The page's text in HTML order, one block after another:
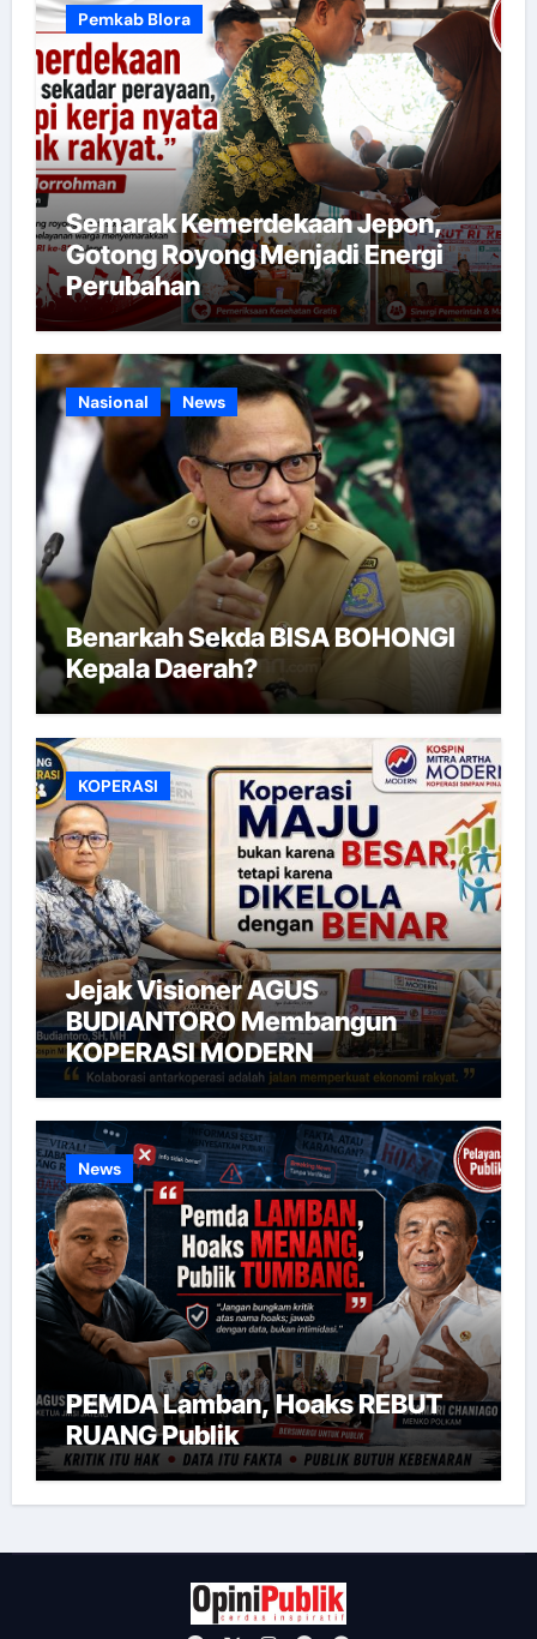
Pemkab Blora
Semarak Kemerdekaan Jepon,
Gotong Royong Menjadi Energi
Perubahan
Nasional News
Benarkah Sekda BISA BOHONGI
Kepala Daerah?
KOPERASI
Jejak Visioner AGUS
BUDIANTORO Membangun
KOPERASI MODERN
News
PEMDA Lamban, Hoaks REBUT
RUANG Publik